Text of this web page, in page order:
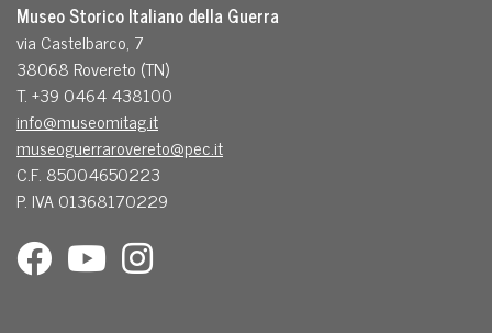
Museo Storico Italiano della Guerra
via Castelbarco, 7
38068 Rovereto (TN)
T. +39 0464 438100
info@museomitag.it
museoguerrarovereto@pec.it
C.F. 85004650223
P. IVA 01368170229